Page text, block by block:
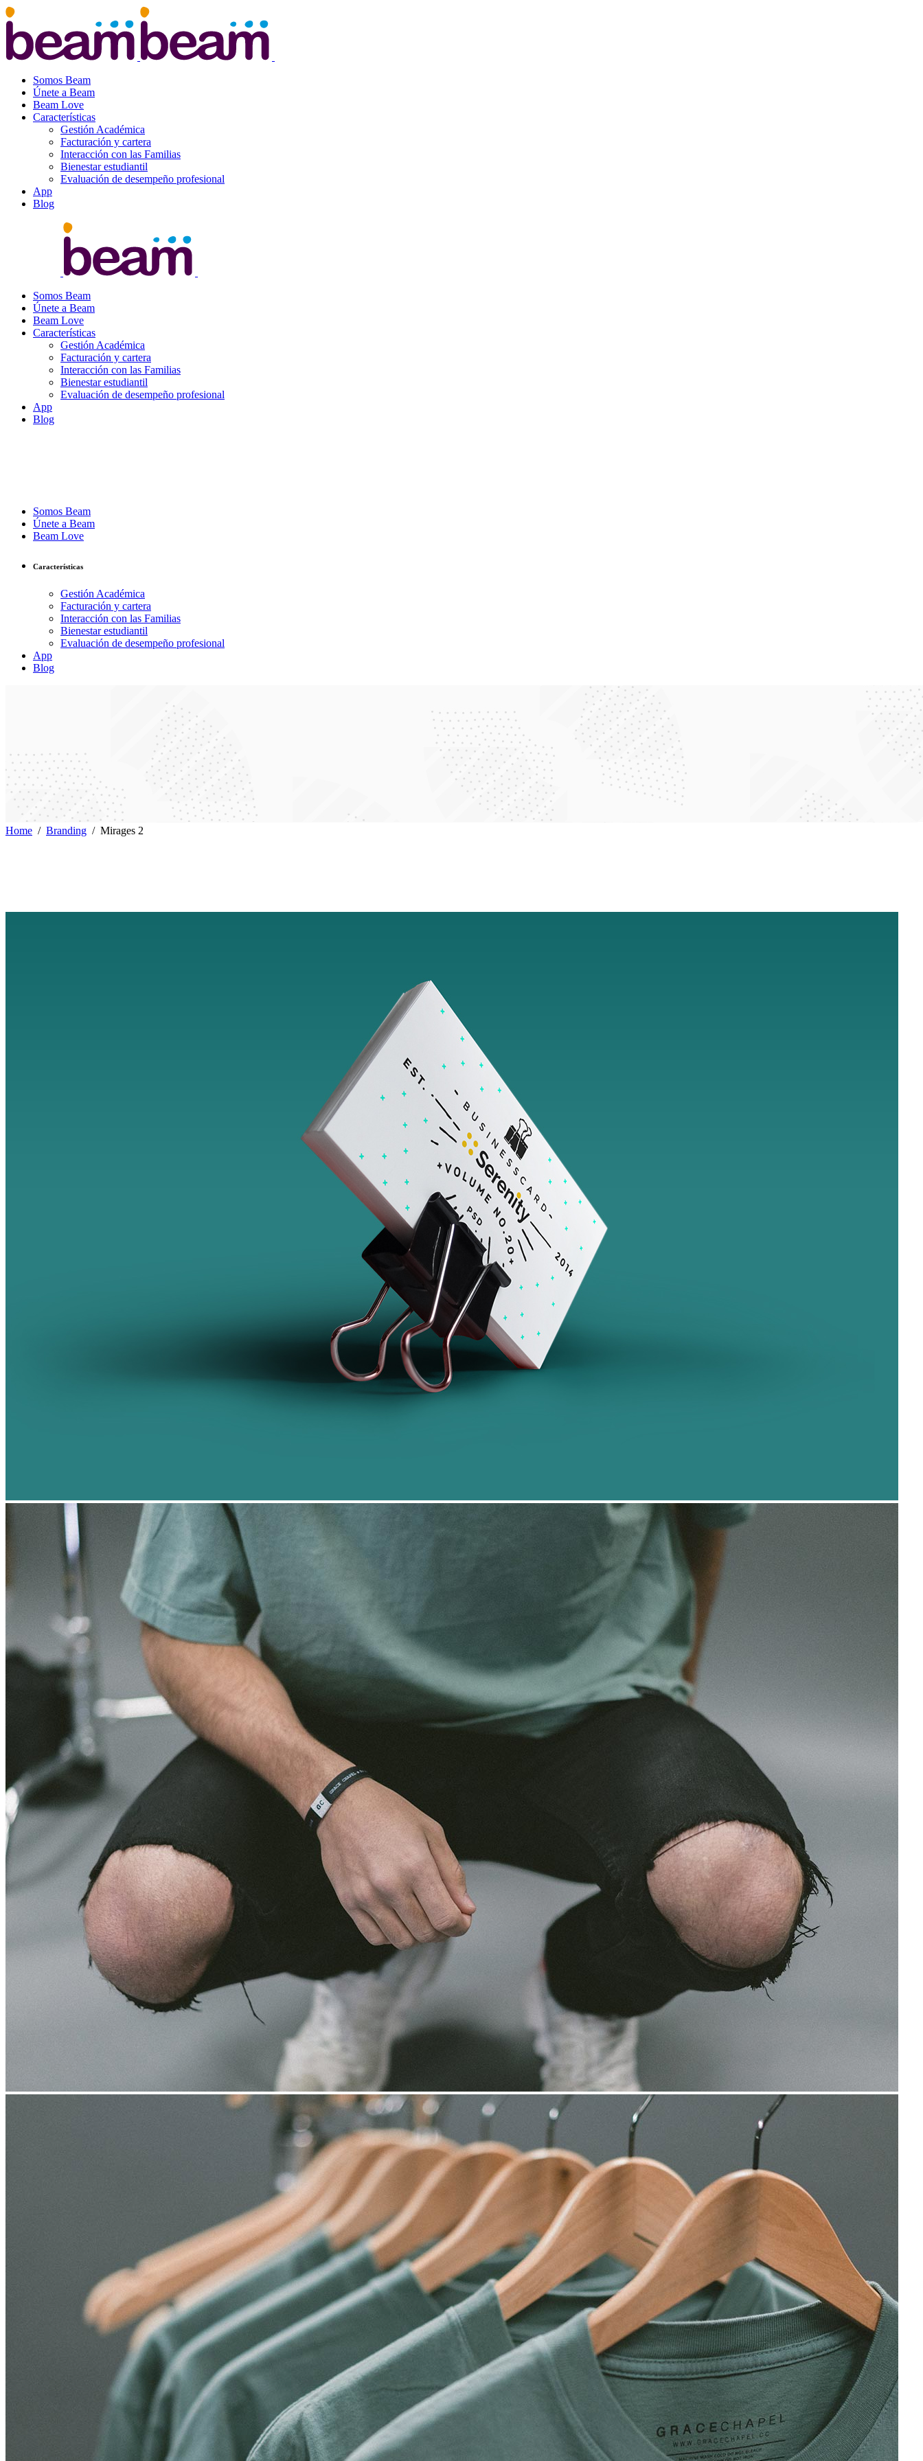
Somos Beam
Únete a Beam
Beam Love
Características
Gestión Académica
Facturación y cartera
Interacción con las Familias
Bienestar estudiantil
Evaluación de desempeño profesional
App
Blog
Somos Beam
Únete a Beam
Beam Love
Características
Gestión Académica
Facturación y cartera
Interacción con las Familias
Bienestar estudiantil
Evaluación de desempeño profesional
App
Blog
Somos Beam
Únete a Beam
Beam Love
Características
Gestión Académica
Facturación y cartera
Interacción con las Familias
Bienestar estudiantil
Evaluación de desempeño profesional
App
Blog
Home / Branding / Mirages 2